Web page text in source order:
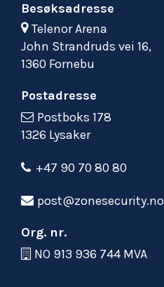
Besøksadresse
Telenor Arena
John Strandruds vei 16,
1360 Fornebu
Postadresse
Postboks 178
1326 Lysaker
+47 90 70 80 80
post@zonesecurity.no
Org. nr.
NO 913 936 744 MVA